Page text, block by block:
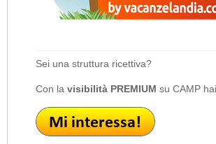
Sei una struttura ricettiva?
Con la visibilità PREMIUM su CAMP